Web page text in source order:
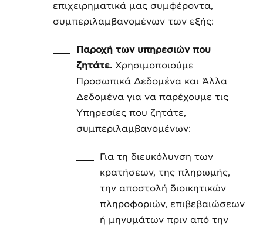
επιχειρηματικά μας συμφέροντα,
συμπεριλαμβανομένων των εξής:
Παροχή των υπηρεσιών που
ζητάτε. Χρησιμοποιούμε
Προσωπικά Δεδομένα και Άλλα
Δεδομένα για να παρέχουμε τις
Υπηρεσίες που ζητάτε,
συμπεριλαμβανομένων:
Για τη διευκόλυνση των
κρατήσεων, της πληρωμής,
την αποστολή διοικητικών
πληροφοριών, επιβεβαιώσεων
ή μηνυμάτων πριν από την